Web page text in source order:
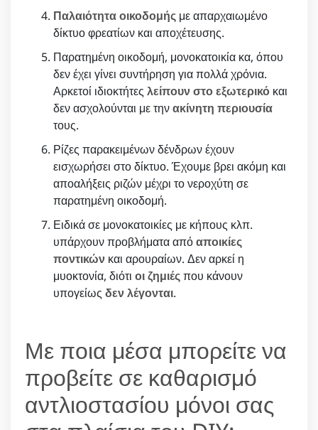
Παλαιότητα οικοδομής με απαρχαιωμένο
δίκτυο φρεατίων και αποχέτευσης.
Παρατημένη οικοδομή, μονοκατοικία κα, όπου
δεν έχει γίνει συντήρηση για πολλά χρόνια.
Αρκετοί ιδιοκτήτες λείπουν στο εξωτερικό και
δεν ασχολούνται με τηνακίνητη περιουσία
τους.
Ρίζες παρακειμένων δένδρων έχουν
εισχωρήσει στο δίκτυο. Έχουμε βρει ακόμη και
αποαλήξεις ριζών μέχρι το νεροχύτη σε
παρατημένη οικοδομή.
Ειδικά σε μονοκατοικίες με κήπους κλπ.
υπάρχουν προβλήματα απόαποικίες
ποντικών και αρουραίων. Δεν αρκεί η
μυοκτονία, διότι οι ζημιέςπου κάνουν
υπογείως δεν λέγονται.
Με ποια μέσα μπορείτε να
προβείτε σε καθαρισμό
αντλιοστασίου μόνοι σας